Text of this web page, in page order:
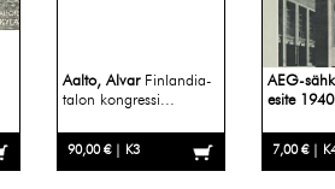
Aalto, Alvar Finlandia-
talon kongressi...
90,00 € | K3
AEG-
esite 1940
7,00 € |